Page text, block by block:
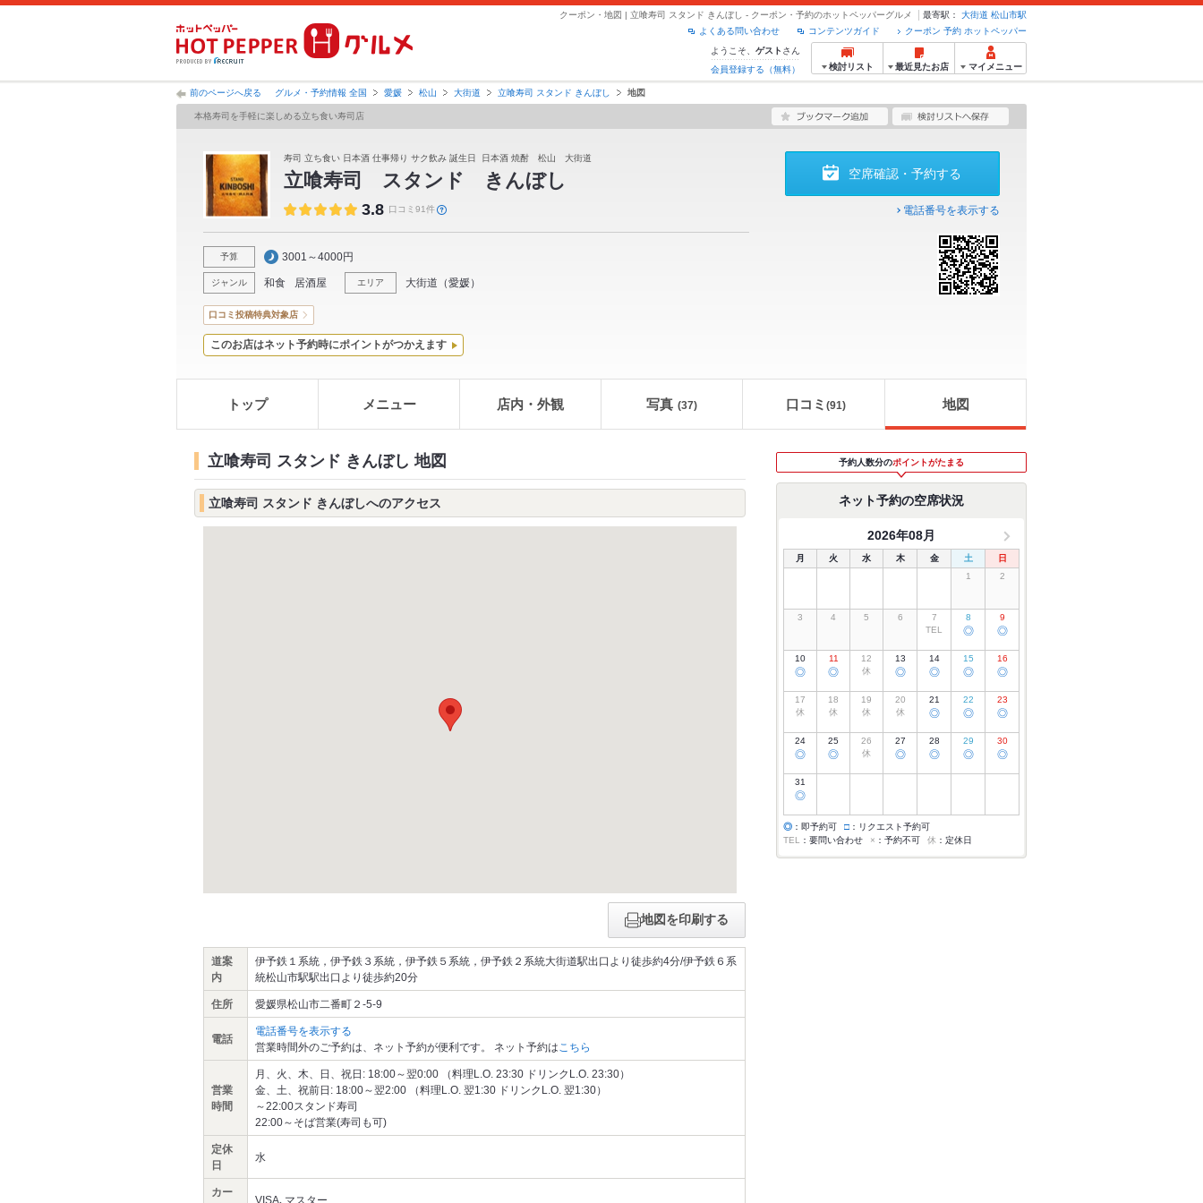
クーポン・地図 | 立喰寿司 スタンド きんぼし - クーポン・予約のホットペッパーグルメ 最寄駅： 大街道 松山市駅
クーポン 予約 ホットペッパー
コンテンツガイド
よくある問い合わせ
ようこそ、 ゲスト さん
会員登録する（無料）
検討リスト 最近見たお店 マイメニュー
前のページへ戻る グルメ・予約情報 全国 愛媛 松山 大街道 立喰寿司 スタンド きんぼし 地図
本格寿司を手軽に楽しめる立ち食い寿司店
寿司 立ち食い 日本酒 仕事帰り サク飲み 誕生日 日本酒 焼酎 松山 大街道
立喰寿司 スタンド きんぼし
3.8 口コミ91件
予算 3001～4000円
ジャンル 和食 居酒屋 エリア 大街道 （愛媛）
空席確認・予約する
電話番号を表示する
口コミ投稿特典対象店
このお店はネット予約時にポイントがつかえます
トップ メニュー 店内・外観 写真 (37) 口コミ (91) 地図
立喰寿司 スタンド きんぼし 地図
立喰寿司 スタンド きんぼしへのアクセス
地図を印刷する
道案
内
伊予鉄１系統，伊予鉄３系統，伊予鉄５系統，伊予鉄２系統大街道駅出口より徒歩約4分/伊予鉄６系
統松山市駅駅出口より徒歩約20分
住所 愛媛県松山市二番町２-5-9
電話
電話番号を表示する
営業時間外のご予約は、ネット予約が便利です。 ネット予約はこちら
営業
時間
月、火、木、日、祝日: 18:00～翌0:00 （料理L.O. 23:30 ドリンクL.O. 23:30）
金、土、祝前日: 18:00～翌2:00 （料理L.O. 翌1:30 ドリンクL.O. 翌1:30）
～22:00スタンド寿司
22:00～そば営業(寿司も可)
定休
日
水
カー
VISA､マスター
予約人数分のポイントがたまる
ネット予約の空席状況
2026年08月
月 火 水 木 金 土
日
1
2
3 4 5 6
7
TEL
8
◎
9
◎
10
◎
11
◎
12
休
13
◎
14
◎
15
◎
16
◎
17
休
18
休
19
休
20
休
21
◎
22
◎
23
◎
24
◎
25
◎
26
休
27
◎
28
◎
29
◎
30
◎
31
◎
◎ ：即予約可 □ ：リクエスト予約可
TEL
：要問い合わせ × ：予約不可 休 ：定休日